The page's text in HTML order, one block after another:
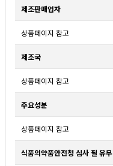
제조판매업자
상품페이지 참고
제조국
상품페이지 참고
주요성분
상품페이지 참고
식품의약품안전청 심사 필 유무